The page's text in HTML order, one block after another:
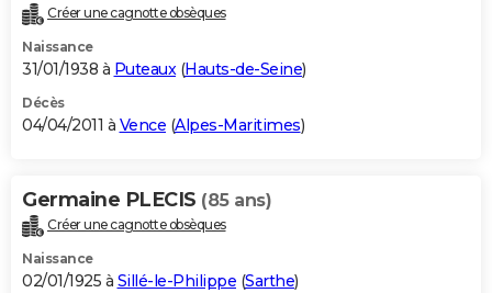
Créer une cagnotte obsèques
Naissance
31/01/1938 à Puteaux(Hauts-de-Seine)
Décès
04/04/2011 à Vence (Alpes-Maritimes)
Germaine PLECIS (85 ans)
Créer une cagnotte obsèques
Naissance
02/01/1925 à Sillé-le-Philippe (Sarthe)